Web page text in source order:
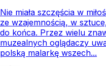
Nie miała szczęścia w
ze wzajemnością, w
do końca. Przez wielu
muzealnych oglądaczy
polską malarkę wszech...